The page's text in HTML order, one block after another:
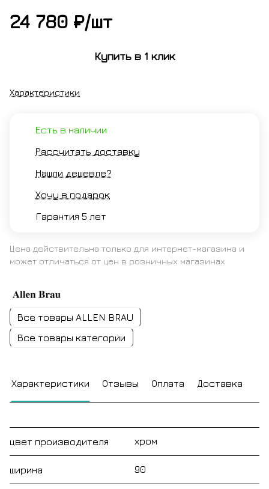
24 780 ₽/шт
Купить в 1 клик
Характеристики
Есть в наличии
Рассчитать доставку
Нашли дешевле?
Хочу в подарок
Гарантия 5 лет
Цена действительна только для интернет-магазина и
может отличаться от цен в розничных магазинах
Все товары ALLEN BRAU
Все товары категории
Характеристики Отзывы Оплата Доставка
цвет производителя хром
ширина 90